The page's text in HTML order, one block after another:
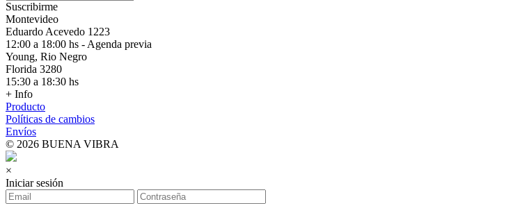
Suscribirme
Montevideo
Eduardo Acevedo 1223
12:00 a 18:00 hs - Agenda previa
Young, Rio Negro
Florida 3280
15:30 a 18:30 hs
+ Info
Producto
Políticas de cambios
Envíos
© 2026 BUENA VIBRA
×
Iniciar sesión